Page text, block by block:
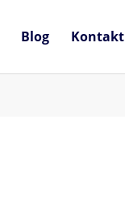
Blog Kontakt